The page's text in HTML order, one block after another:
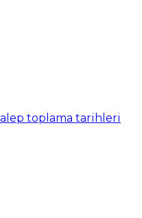
toplama tarihleri